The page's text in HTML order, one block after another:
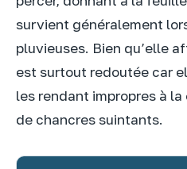
survient généralement
pluvieuses. Bien qu’elle
est surtout redoutée car
les rendant impropres à
de chancres suintants.